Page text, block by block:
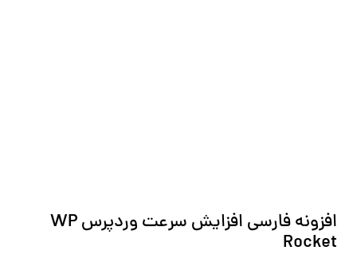
افزونه فارسی افزایش سرعت وردپرس WP
Rocket